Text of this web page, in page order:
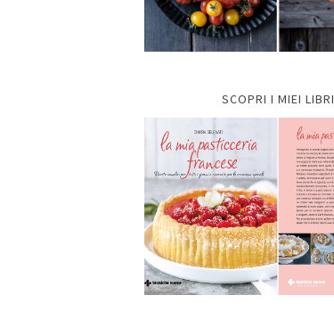
SCOPRI I MIEI LIBRI